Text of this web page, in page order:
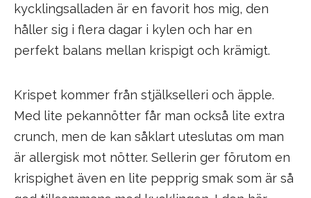
kycklingsalladen är en favorit hos mig, den
håller sig i flera dagar i kylen och har en
perfekt balans mellan krispigt och krämigt.
Krispet kommer från stjälkselleri och äpple.
Med lite pekannötter får man också lite extra
crunch, men de kan såklart uteslutas om man
är allergisk mot nötter. Sellerin ger förutom en
krispighet även en lite pepprig smak som är så